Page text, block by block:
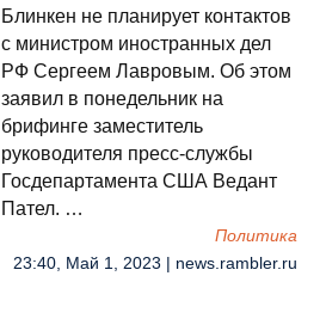
Блинкен не планирует контактов
с министром иностранных дел
РФ Сергеем Лавровым. Об этом
заявил в понедельник на
брифинге заместитель
руководителя пресс-службы
Госдепартамента США Ведант
Пател. …
Политика
23:40, Май 1, 2023 | news.rambler.ru